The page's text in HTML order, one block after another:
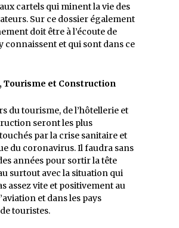
cartels qui minent la vie des
Sur ce dossier également
doit être à l’écoute de
connaissent et qui sont dans ce
Tourisme et Construction
du tourisme, de l’hôtellerie et
seront les plus
par la crise sanitaire et
du coronavirus. Il faudra sans
années pour sortir la tête
surtout avec la situation qui
assez vite et positivement au
et dans les pays
touristes.